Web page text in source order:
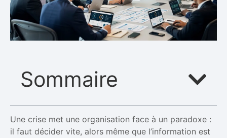
Sommaire
Une crise met une organisation face à un paradoxe :
il faut décider vite, alors même que l’information est